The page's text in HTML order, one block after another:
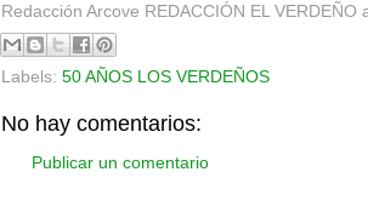
Redacción Arcove REDACCIÓN EL VERDEÑO
Labels: 50 AÑOS LOS VERDEÑOS
No hay comentarios:
Publicar un comentario